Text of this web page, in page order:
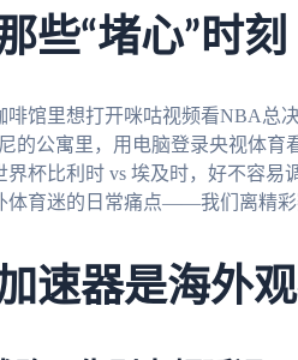
些“堵心”时刻
馆里想打开咪咕视频看NBA总
的公寓里，用电脑登录央视体育
杯比利时 vs 埃及时，好不容易
体育迷的日常痛点——我们离精彩
速器是海外观